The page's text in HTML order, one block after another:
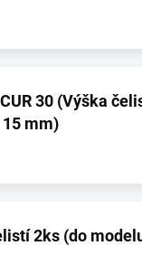
30 (Výška
mm)
2ks (do